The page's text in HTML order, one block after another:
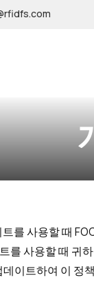
를 사용할 때
를 사용할 때 귀
이트하여 이